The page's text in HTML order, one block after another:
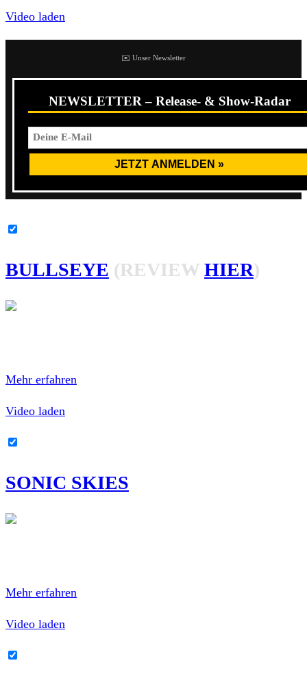
Video laden
✉️ Unser Newsletter
NEWSLETTER – Release- & Show-Radar
BULLSEYE (REVIEW HIER)
Mehr erfahren
Video laden
SONIC SKIES
Mehr erfahren
Video laden